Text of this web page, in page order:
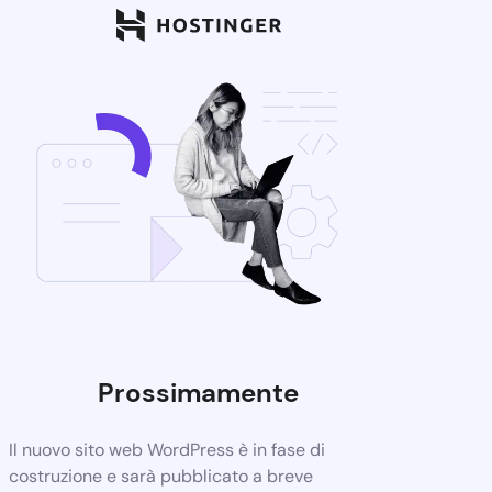
Prossimamente
Il nuovo sito web WordPress è in fase di
costruzione e sarà pubblicato a breve